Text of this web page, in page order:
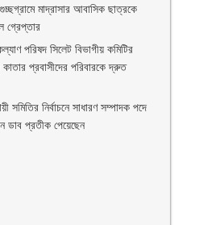
গুচ্ছগ্রামে মাদ্রাসার আবাসিক ছাত্রকে
গ্রেপ্তার
পরিষদ সিলেট বিভাগীয় কমিটির
প্রবাসীদের পরিবারকে দ্রুত
সমিতির নির্বাচনে সাধারণ সম্পাদক পদে
ডাব প্রতীক পেয়েছেন